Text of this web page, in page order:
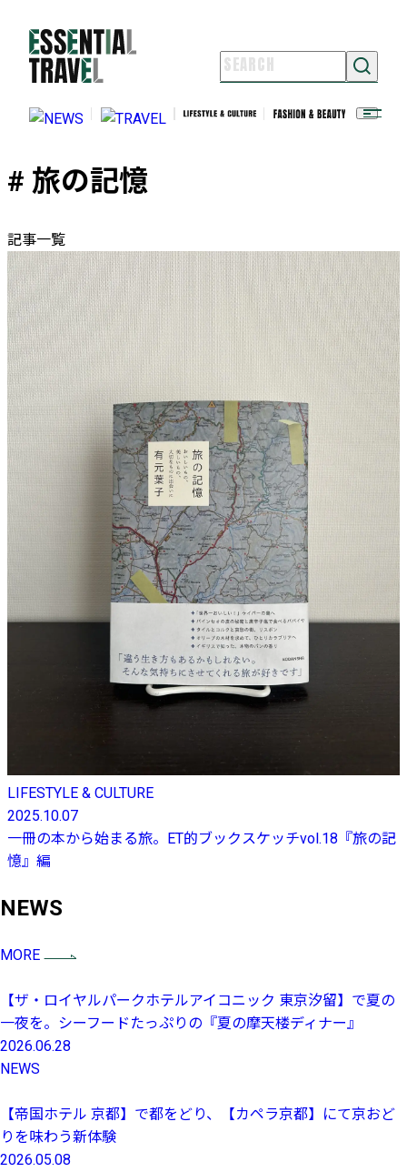
LIFESTYLE & CULTURE
FASHION & BEAUTY
よくある質問
お問い合わせ
FOLLOW US
# 旅の記憶
記事一覧
LIFESTYLE & CULTURE
2025.10.07
一冊の本から始まる旅。ET的ブックスケッチvol.18『旅の記
憶』編
NEWS
MORE
【ザ・ロイヤルパークホテルアイコニック 東京汐留】で夏の
一夜を。シーフードたっぷりの『夏の摩天楼ディナー』
2026.06.28
NEWS
【帝国ホテル 京都】で都をどり、【カペラ京都】にて京おど
りを味わう新体験
2026.05.08